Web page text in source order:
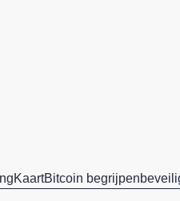
KaartBitcoin begrijpen